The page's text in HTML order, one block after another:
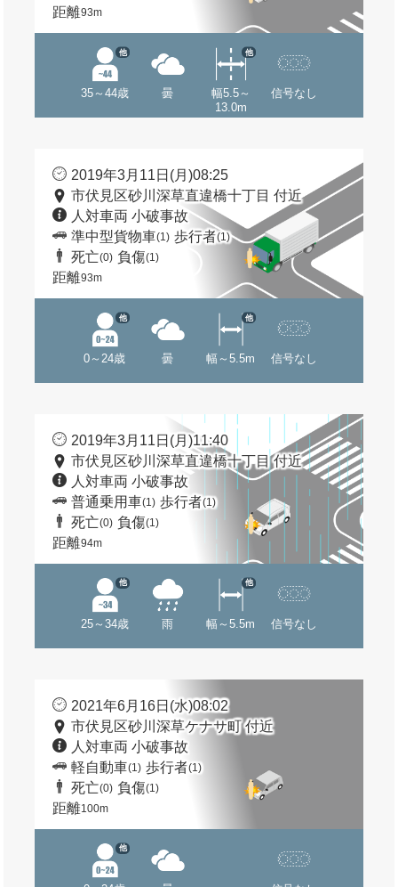
距離93m
35～44歳
他
曇
幅5.5～
13.0m
他
信号なし
2019年3月11日(月)08:25
市伏見区砂川深草直違橋十丁目 付近
人対車両 小破事故
準中型貨物車(1) 歩行者(1)
死亡(0) 負傷(1)
距離93m
0～24歳
他
曇 幅～5.5m
他
信号なし
2019年3月11日(月)11:40
市伏見区砂川深草直違橋十丁目 付近
人対車両 小破事故
普通乗用車(1) 歩行者(1)
死亡(0) 負傷(1)
距離94m
25～34歳
他
雨 幅～5.5m
他
信号なし
2021年6月16日(水)08:02
市伏見区砂川深草ケナサ町 付近
人対車両 小破事故
軽自動車(1) 歩行者(1)
死亡(0) 負傷(1)
距離100m
他